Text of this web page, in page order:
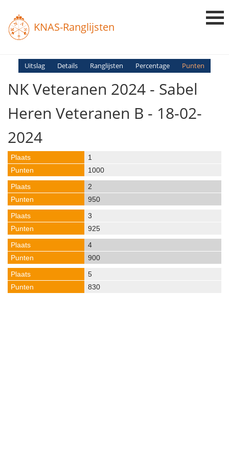
KNAS-Ranglijsten
Login
Ranglijsten
Uitslag Details Ranglijsten Percentage Punten
NK Veteranen 2024 - Sabel
Heren Veteranen B - 18-02-
2024
1
1000
2
950
3
925
4
900
5
830